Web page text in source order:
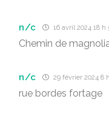
n/c 16 avril 2024 18 h
Chemin de
n/c 29 février 2024 8
rue bordes fortage